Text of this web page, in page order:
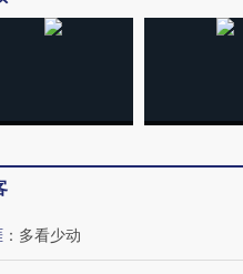
四届链博
有意思的生活方式·第三
： 多看少动